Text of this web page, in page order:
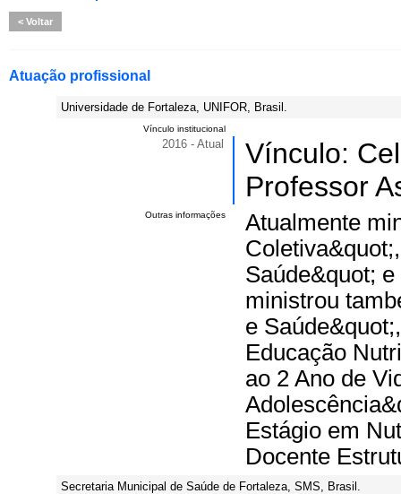
Voltar
Atuação profissional
Universidade de Fortaleza, UNIFOR, Brasil.
Vínculo institucional
2016 - Atual
Vínculo:
Professor
Outras informações
Atualmente
Saúde&quot;
ministrou
e
Educação
ao 2 Ano de
Estágio em
Docente
Secretaria Municipal de Saúde de Fortaleza, SMS, Brasil.